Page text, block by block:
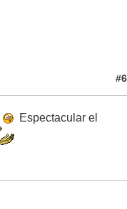
#6
Espectacular el